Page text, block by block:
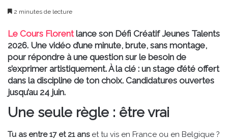
2 minutes de lecture
Le Cours Florentlance son Défi Créatif Jeunes Talents
2026. Une vidéo d’une minute, brute, sans montage,
pour répondre à une question sur le besoin de
s’exprimer artistiquement. À la clé : un stage d’été offert
dans la discipline de ton choix. Candidatures ouvertes
jusqu’au 24 juin.
Une seule règle : être vrai
Tu as entre 17 et 21 anset tu vis en France ou en Belgique ?